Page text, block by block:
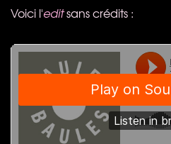
Voici l'editsans crédits :